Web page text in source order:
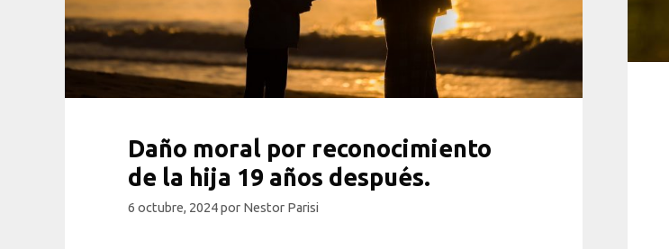
Daño moral por reconocimiento
de la hija 19 años después.
6 octubre, 2024por Nestor Parisi